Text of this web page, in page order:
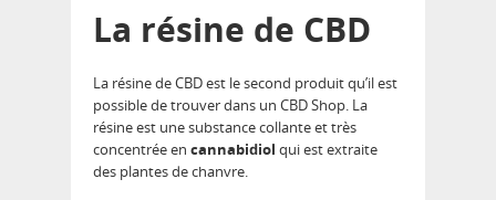
La résine de CBD
La résine de CBD est le second produit qu’il est
possible de trouver dans un CBD Shop. La
résine est une substance collante et très
concentrée en cannabidiol qui est extraite
des plantes de chanvre.